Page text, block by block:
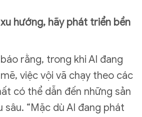
hướng, hãy phát triển bền
rằng, trong khi AI đang
việc vội vã chạy theo các
có thể dẫn đến những sản
sâu. “Mặc dù AI đang phát